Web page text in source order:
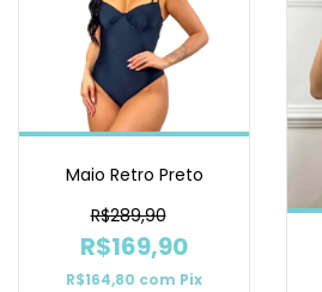
Maio Retro Preto
R$289,90
R$169,90
R$164,80 com Pix